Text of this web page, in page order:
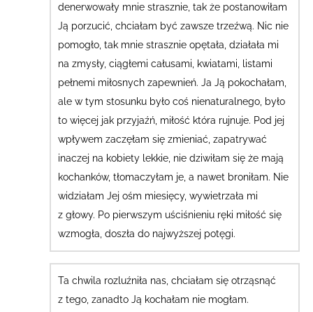
denerwowały mnie strasznie, tak że postanowiłam
Ją porzucić, chciałam być zawsze trzeźwą. Nic nie
pomogło, tak mnie strasznie opętała, działała mi
na zmysły, ciągłemi całusami, kwiatami, listami
pełnemi miłosnych zapewnień. Ja Ją pokochałam,
ale w tym stosunku było coś nienaturalnego, było
to więcej jak przyjaźń, miłość która rujnuje. Pod jej
wpływem zaczęłam się zmieniać, zapatrywać
inaczej na kobiety lekkie, nie dziwiłam się że mają
kochanków, tłomaczyłam je, a nawet broniłam. Nie
widziałam Jej ośm miesięcy, wywietrzała mi
z głowy. Po pierwszym uściśnieniu ręki miłość się
wzmogła, doszła do najwyższej potęgi.
Ta chwila rozluźniła nas, chciałam się otrząsnąć
z tego, zanadto Ją kochałam nie mogłam.